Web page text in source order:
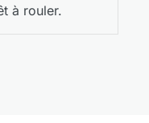
à rouler.